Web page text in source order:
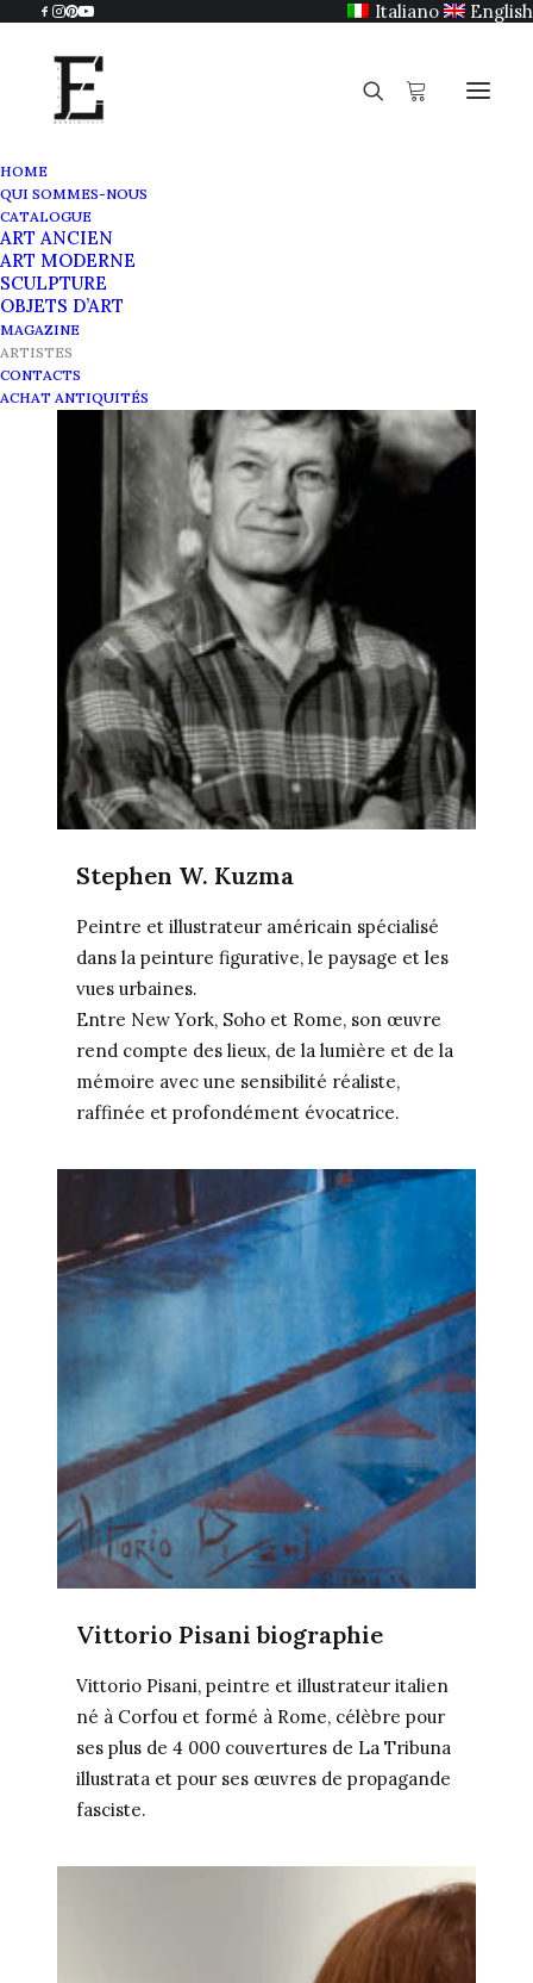
Italiano English
HOME
QUI SOMMES-NOUS
CATALOGUE
ART ANCIEN
ART MODERNE
SCULPTURE
OBJETS D’ART
MAGAZINE
ARTISTES
CONTACTS
ACHAT ANTIQUITÉS
Artistes en vente sur Egidi
MadeinItaly
Stephen W. Kuzma
Peintre et illustrateur américain spécialisé
dans la peinture figurative, le paysage et les
vues urbaines.
Entre New York, Soho et Rome, son œuvre
rend compte des lieux, de la lumière et de la
mémoire avec une sensibilité réaliste,
raffinée et profondément évocatrice.
Vittorio Pisani biographie
Vittorio Pisani, peintre et illustrateur italien
né à Corfou et formé à Rome, célèbre pour
ses plus de 4 000 couvertures de La Tribuna
illustrata et pour ses œuvres de propagande
fasciste.